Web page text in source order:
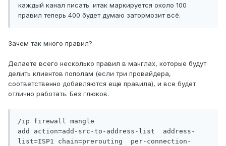
каждый канал писать. итак маркируется около 100
правил теперь 400 будет думаю затормозит всё.
Зачем так много правил?
Делаете всего несколько правил в манглах, которые будут
делить клиентов пополам (если три провайдера,
соответственно добавляются еще правила), и все будет
отлично работать. Без глюков.
/ip firewall mangle
add action=add-src-to-address-list  address-
list=ISP1 chain=prerouting  per-connection-